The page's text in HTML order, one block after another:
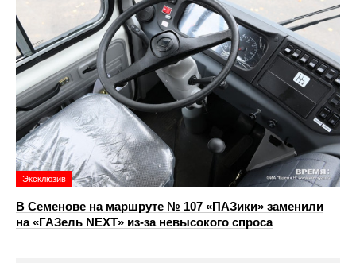
Эксклюзив
В Семенове на маршруте № 107 «ПАЗики» заменили
на «ГАЗель NEXT» из‑за невысокого спроса